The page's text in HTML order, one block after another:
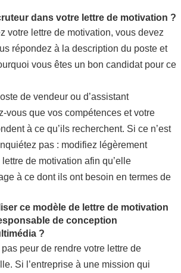
dans votre lettre de motivation ?
votre lettre de motivation, vous devez
répondez à la description du poste et
vous êtes un bon candidat pour ce
de vendeur ou d’assistant
vous que vos compétences et votre
à ce qu’ils recherchent. Si ce n’est
pas : modifiez légèrement
lettre de motivation afin qu’elle
à ce dont ils ont besoin en termes de
ce modèle de lettre de motivation
de conception
?
pas peur de rendre votre lettre de
Si l’entreprise à une mission qui